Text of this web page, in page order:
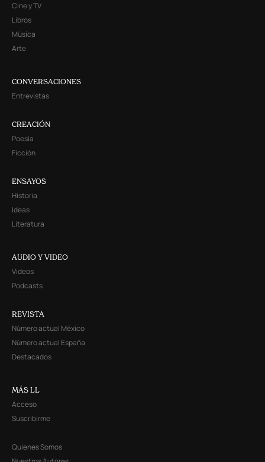
Cine y TV
Libros
Música
Arte
CONVERSACIONES
Entrevistas
CREACIÓN
Poesía
Ficción
ENSAYOS
Historia
Ideas
Literatura
AUDIO Y VIDEO
Videos
Podcasts
REVISTA
Número actual México
Número actual España
Destacados
MÁS LL
Acceso
Suscribirme
Quienes Somos